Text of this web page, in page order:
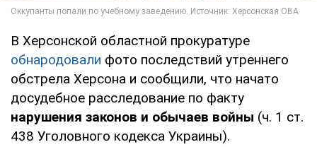
В Херсонской областной прокуратуре
обнародовали фото последствий утреннего
обстрела Херсона и сообщили, что начато
досудебное расследование по факту
нарушения законов и обычаев войны (ч. 1 ст.
438 Уголовного кодекса Украины).